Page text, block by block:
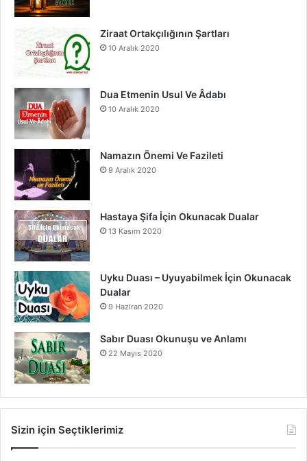
o
e
r
Ziraat Ortakçılığının Şartları
10 Aralık 2020
Dua Etmenin Usul Ve Âdabı
10 Aralık 2020
Namazın Önemi Ve Fazileti
9 Aralık 2020
Hastaya Şifa İçin Okunacak Dualar
13 Kasım 2020
Uyku Duası – Uyuyabilmek İçin Okunacak
Dualar
9 Haziran 2020
Sabır Duası Okunuşu ve Anlamı
22 Mayıs 2020
Sizin için Seçtiklerimiz